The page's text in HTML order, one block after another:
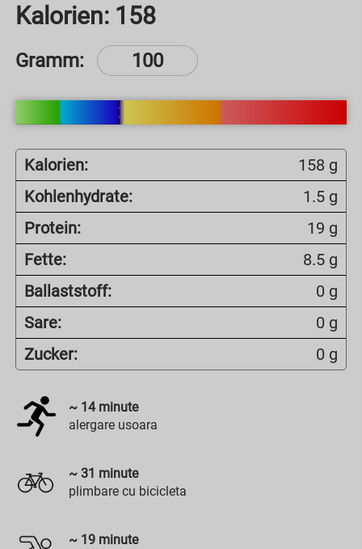
Kalorien: 158
Gramm:
Kalorien:
158 g
Kohlenhydrate:
1.5 g
Protein:
19 g
Fette:
8.5 g
Ballaststoff:
0 g
Sare:
0 g
Zucker:
0 g
~ 14minute
alergare usoara
~ 31 minute
plimbare cu bicicleta
~ 19 minute